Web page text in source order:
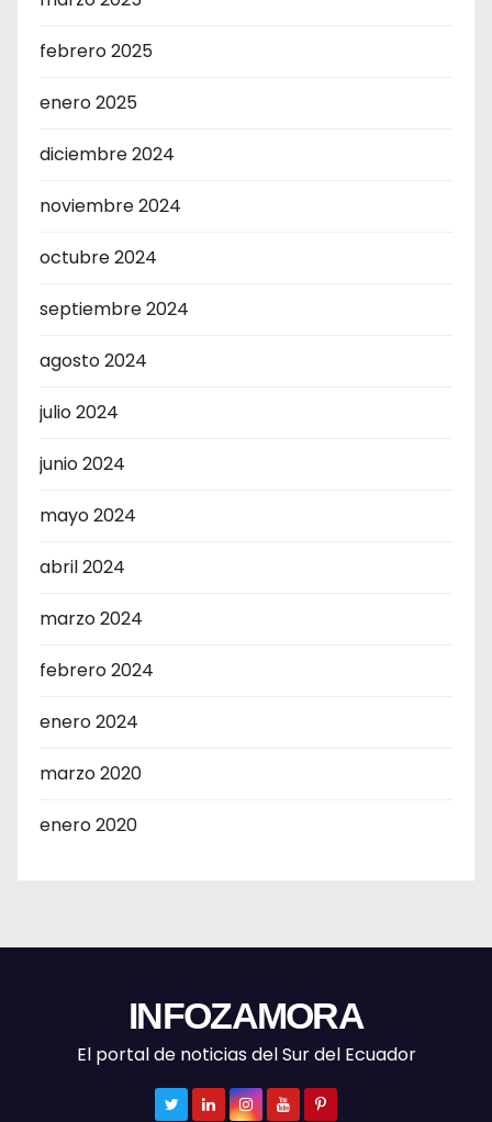
febrero 2025
enero 2025
diciembre 2024
noviembre 2024
octubre 2024
septiembre 2024
agosto 2024
julio 2024
junio 2024
mayo 2024
abril 2024
marzo 2024
febrero 2024
enero 2024
marzo 2020
enero 2020
INFOZAMORA
El portal de noticias del Sur del Ecuador